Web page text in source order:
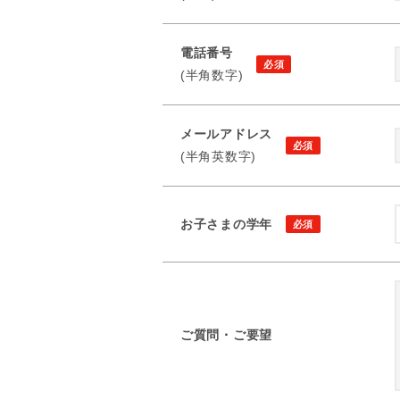
電話番号
(半角数字)
メールアドレス
(半角英数字)
お子さまの学年
ご質問・ご要望